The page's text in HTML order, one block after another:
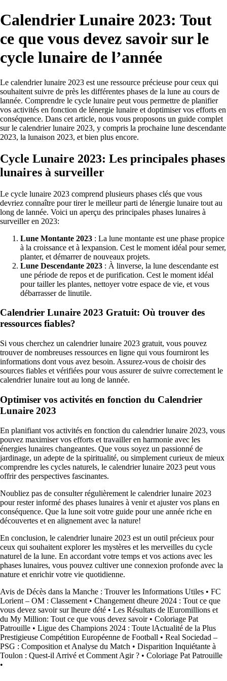
Calendrier Lunaire 2023: Tout
ce que vous devez savoir sur le
cycle lunaire de l’année
Le calendrier lunaire 2023 est une ressource précieuse pour ceux qui
souhaitent suivre de près les différentes phases de la lune au cours de
lannée. Comprendre le cycle lunaire peut vous permettre de planifier
vos activités en fonction de lénergie lunaire et doptimiser vos efforts en
conséquence. Dans cet article, nous vous proposons un guide complet
sur le calendrier lunaire 2023, y compris la prochaine lune descendante
2023, la lunaison 2023, et bien plus encore.
Cycle Lunaire 2023: Les principales phases
lunaires à surveiller
Le cycle lunaire 2023 comprend plusieurs phases clés que vous
devriez connaître pour tirer le meilleur parti de lénergie lunaire tout au
long de lannée. Voici un aperçu des principales phases lunaires à
surveiller en 2023:
Lune Montante 2023 : La lune montante est une phase propice
à la croissance et à lexpansion. Cest le moment idéal pour semer,
planter, et démarrer de nouveaux projets.
Lune Descendante 2023 : À linverse, la lune descendante est
une période de repos et de purification. Cest le moment idéal
pour tailler les plantes, nettoyer votre espace de vie, et vous
débarrasser de linutile.
Calendrier Lunaire 2023 Gratuit: Où trouver des
ressources fiables?
Si vous cherchez un calendrier lunaire 2023 gratuit, vous pouvez
trouver de nombreuses ressources en ligne qui vous fourniront les
informations dont vous avez besoin. Assurez-vous de choisir des
sources fiables et vérifiées pour vous assurer de suivre correctement le
calendrier lunaire tout au long de lannée.
Optimiser vos activités en fonction du Calendrier
Lunaire 2023
En planifiant vos activités en fonction du calendrier lunaire 2023, vous
pouvez maximiser vos efforts et travailler en harmonie avec les
énergies lunaires changeantes. Que vous soyez un passionné de
jardinage, un adepte de la spiritualité, ou simplement curieux de mieux
comprendre les cycles naturels, le calendrier lunaire 2023 peut vous
offrir des perspectives fascinantes.
Noubliez pas de consulter régulièrement le calendrier lunaire 2023
pour rester informé des phases lunaires à venir et ajuster vos plans en
conséquence. Que la lune soit votre guide pour une année riche en
découvertes et en alignement avec la nature!
En conclusion, le calendrier lunaire 2023 est un outil précieux pour
ceux qui souhaitent explorer les mystères et les merveilles du cycle
naturel de la lune. En accordant votre temps et vos actions avec les
phases lunaires, vous pouvez cultiver une connexion profonde avec la
nature et enrichir votre vie quotidienne.
Avis de Décès dans la Manche : Trouver les Informations Utiles • FC
Lorient – OM : Classement • Changement dheure 2024 : Tout ce que
vous devez savoir sur lheure dété • Les Résultats de lEuromillions et
du My Million: Tout ce que vous devez savoir• Coloriage Pat
Patrouille • Ligue des Champions 2024 : Toute lActualité de la Plus
Prestigieuse Compétition Européenne de Football • Real Sociedad –
PSG : Composition et Analyse du Match • Disparition Inquiétante à
Toulon : Quest-il Arrivé et Comment Agir ? • Coloriage Pat Patrouille
•